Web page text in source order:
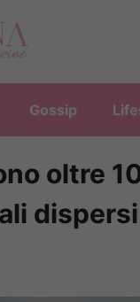
Gossip
oltre
dispersi